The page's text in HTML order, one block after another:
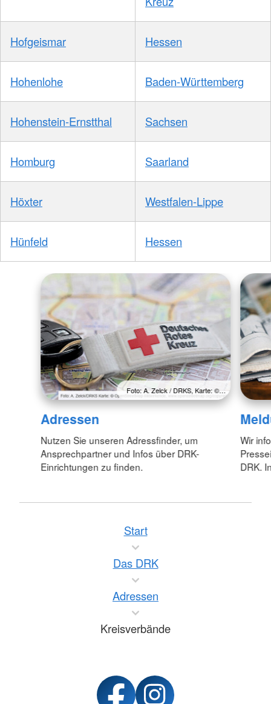
Hofgeismar Hessen
Hohenlohe Baden-Württemberg
Hohenstein-Ernstthal Sachsen
Homburg Saarland
Höxter Westfalen-Lippe
Hünfeld Hessen
Foto: A. Zelck / DRKS, Karte: ©…
Adressen
Nutzen Sie unseren Adressfinder, um
Ansprechpartner und Infos über DRK-
Einrichtungen zu finden.
Wir
DRK.
Start
Das DRK
Adressen
Kreisverbände